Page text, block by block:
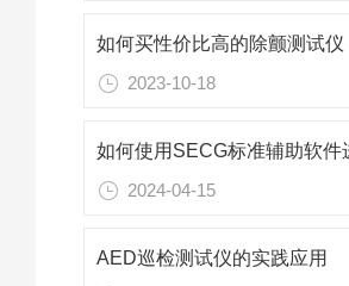
如何买性价比高的除颤测试仪
2023-10-18
2024-04-15
AED巡检测试仪的实践应用